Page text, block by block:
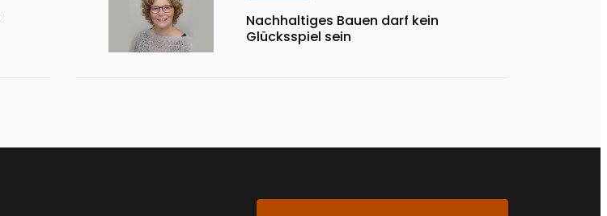
Nachhaltiges Bauen darf kein
Glücksspiel sein